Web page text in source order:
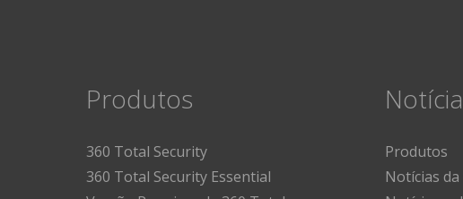
Produtos
360 Total Security
360 Total Security Essential
Produtos
Notícias